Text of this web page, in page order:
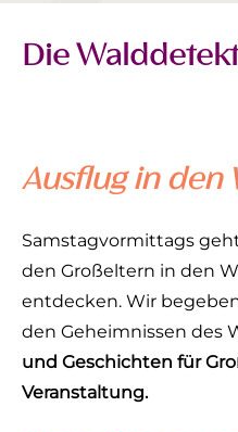
Die
Ausflug in den
Samstagvormittags
den Großeltern in den
entdecken. Wir
den Geheimnissen des
und Geschichten für
Veranstaltung.